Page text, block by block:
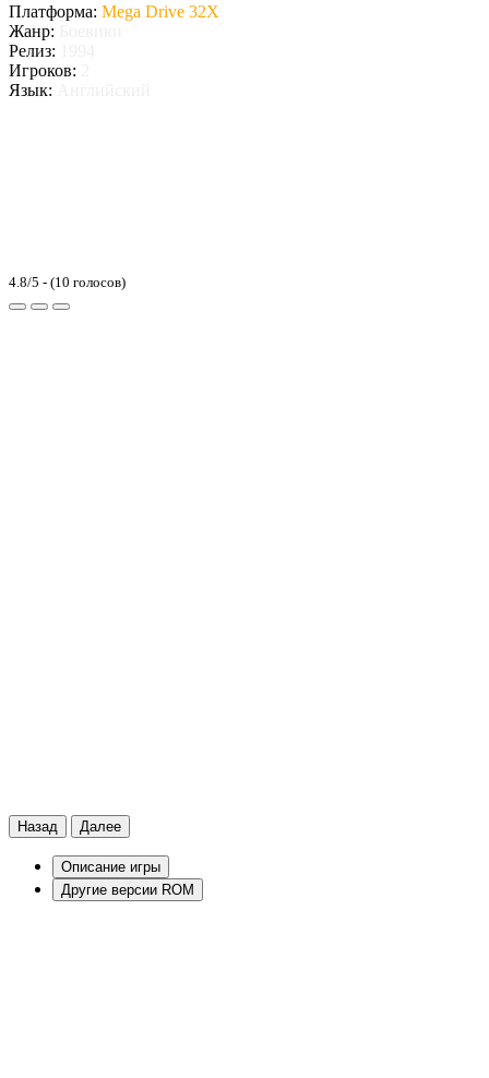
Платформа: Mega Drive 32X
Жанр:
Релиз:
Игроков:
Язык:
4.8/5 - (10 голосов)
Назад Далее
Описание игры
Другие версии ROM